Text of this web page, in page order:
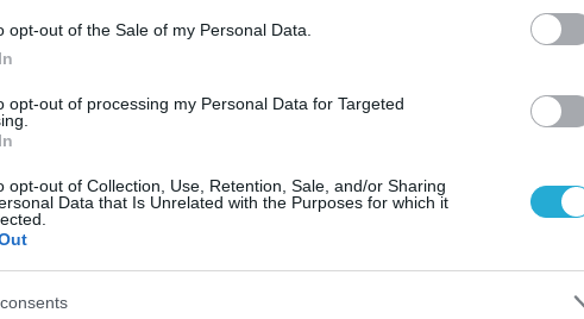
opt-out of the Sale of my Personal Data.
opt-out of processing my Personal Data for Targeted
opt-out of Collection, Use, Retention, Sale, and/or Sharing
Data that Is Unrelated with the Purposes for which it
και την προσπάθειά της να επιστρέψει στην κορυφή